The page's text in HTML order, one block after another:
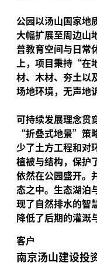
公园以汤山国家地
大幅扩展至周边山
普教育空间与日常
上，项目秉持“在
材、木材、夯土以
场地环境，无声地
可持续发展理念贯
“折叠式地景”策
少了土方工程和对
植被与结构，保护
依然在公园盛开。
态之中。生态湖泊
现了自然排水的智
降低了后期的灌溉
客户
南京汤山建设投